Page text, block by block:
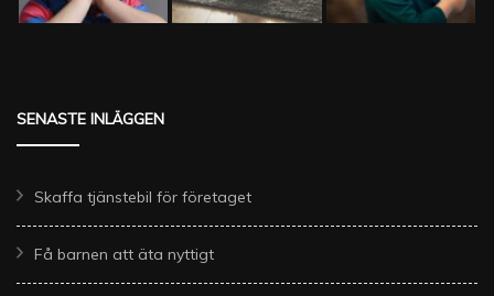
SENASTE INLÄGGEN
Skaffa tjänstebil för företaget
Få barnen att äta nyttigt